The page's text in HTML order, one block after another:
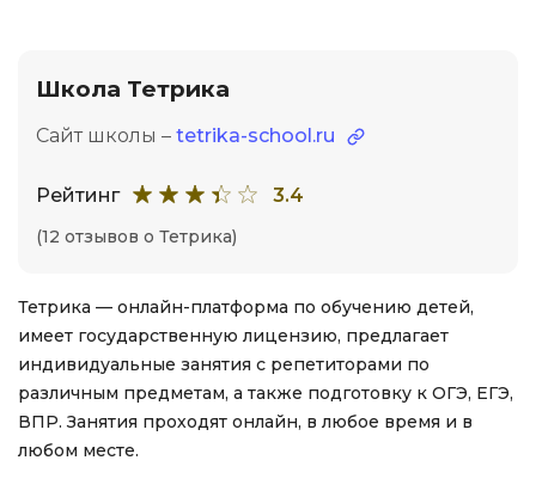
Школа Тетрика
Сайт школы – tetrika-school.ru
Рейтинг 3.4
(12 отзывов о Тетрика)
Тетрика — онлайн-платформа по обучению детей,
имеет государственную лицензию, предлагает
индивидуальные занятия с репетиторами по
различным предметам, а также подготовку к ОГЭ, ЕГЭ,
ВПР. Занятия проходят онлайн, в любое время и в
любом месте.